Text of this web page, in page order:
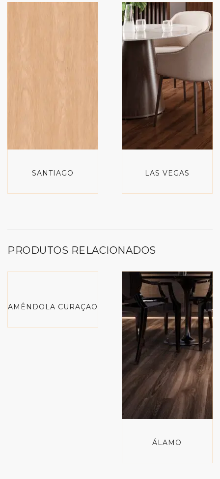
SANTIAGO LAS VEGAS
PRODUTOS RELACIONADOS
AMÊNDOLA CURAÇAO
ÁLAMO